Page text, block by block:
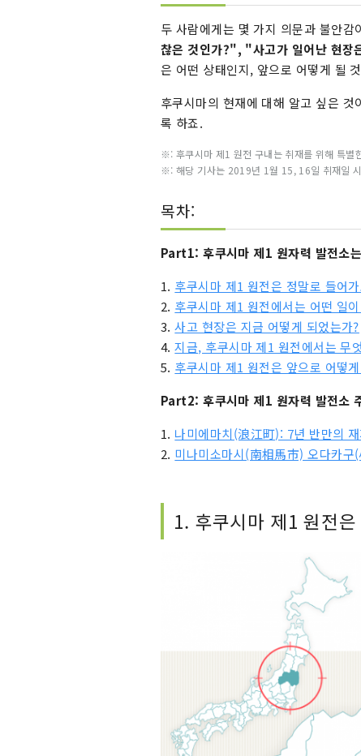
두 사람에게는 몇 가지 의문과 불안감
찮은 것인가?", "사고가 일어난 현
은 어떤 상태인지, 앞으로 어떻게 될
후쿠시마의 현재에 대해 알고 싶은
록 하죠.
※: 후쿠시마 제1 원전 구내는 취재를 위해 특별
※: 해당 기사는 2019년 1월 15, 16일 취재일
목차:
Part1: 후쿠시마 제1 원자력 발전소
1. 후쿠시마 제1 원전은 정말로 들어
2. 후쿠시마 제1 원전에서는 어떤 일
3.사고 현장은 지금 어떻게 되었는가?
4.지금, 후쿠시마 제1 원전에서는 무
5. 후쿠시마 제1 원전은 앞으로 어떻
Part2: 후쿠시마 제1 원자력 발전소
1. 나미에마치(浪江町): 7년 반만의
2. 미나미소마시(南相馬市) 오다카
1. 후쿠시마 제1 원전